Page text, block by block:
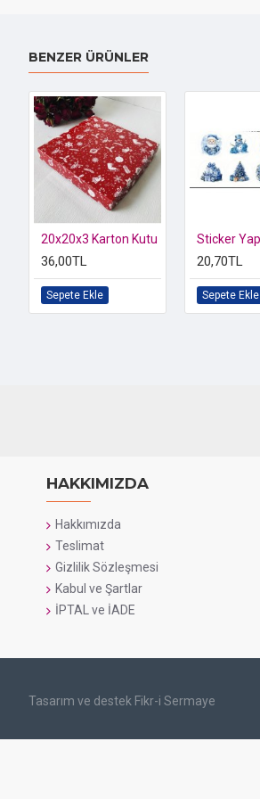
BENZER ÜRÜNLER
20x20x3 Karton Kutu
36,00TL
Sepete Ekle
20,70TL
Sepete Ekle
HAKKIMIZDA
Hakkımızda
Teslimat
Gizlilik Sözleşmesi
Kabul ve Şartlar
İPTAL ve İADE
Tasarım ve destek Fikr-i Sermaye